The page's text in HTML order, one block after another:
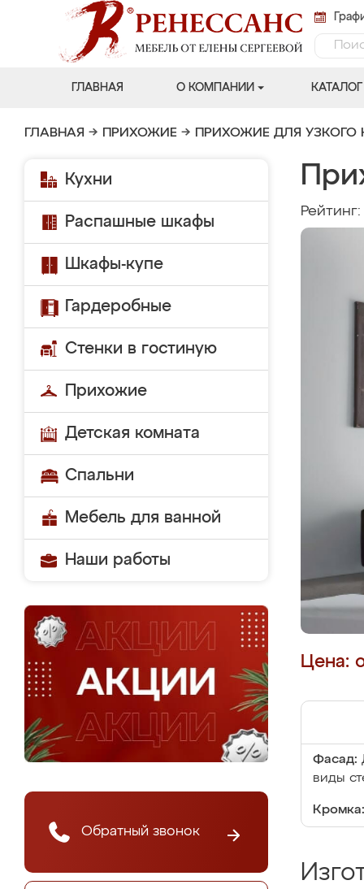
ГЛАВНАЯ О КОМПАНИИ КАТАЛОГ
ГЛАВНАЯ → ПРИХОЖИЕ → ПРИХОЖИЕ ДЛЯ УЗКОГО
Кухни
Распашные шкафы
Шкафы-купе
Гардеробные
Стенки в гостиную
Прихожие
Детская комната
Спальни
Мебель для ванной
Наши работы
Обратный звонок
Рейтинг:
Цена:
Фасад:
виды
Кромка: